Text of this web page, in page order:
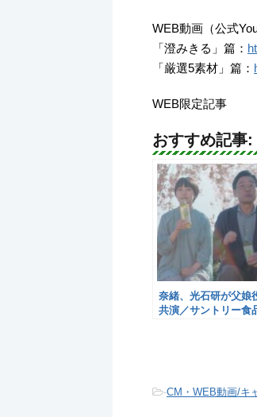
WEB動画（公式
「澄みきる」篇：
「厳選5素材」篇：
WEB限定記事
おすすめ記事:
奈緒、光石研が父娘
共演／サントリー食
-CM・WEB動画/キ